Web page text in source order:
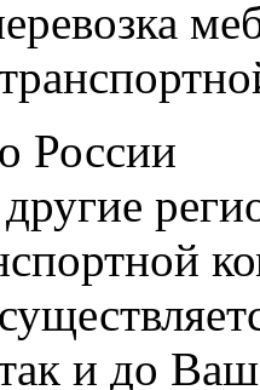
России
и до